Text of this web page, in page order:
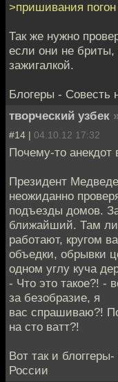
>пришивания
Так же нужно
если они не
зажигалкой.
Блогеры - Совесть
творческий узбек
#14 | 04.10.12 17:32
Почему-то анекдот
Президент
неожиданно
подъезды домов.
ближайший. Там
работают, кругом
объедки, обрывки
одном углу куча
- Что это такое?! -
за безобразие, я
вас спрашиваю?!
на сто ватт?!
Вот так и
России